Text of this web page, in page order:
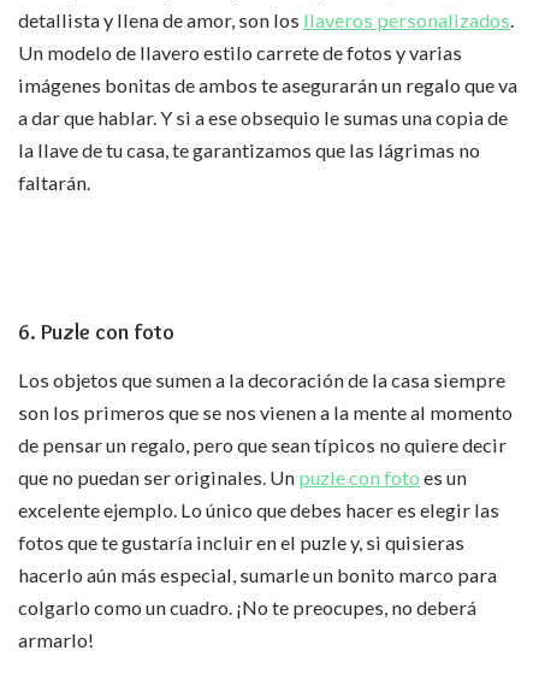
detallista y llena de amor, son los llaveros personalizados
Un modelo de llavero estilo carrete de fotos y varias
imágenes bonitas de ambos te asegurarán un regalo que va
a dar que hablar. Y si a ese obsequio le sumas una copia de
la llave de tu casa, te garantizamos que las lágrimas no
faltarán.
6. Puzle con foto
Los objetos que sumen a la decoración de la casa siempre
son los primeros que se nos vienen a la mente al momento
de pensar un regalo, pero que sean típicos no quiere decir
que no puedan ser originales. Un puzle con foto es un
excelente ejemplo. Lo único que debes hacer es elegir las
fotos que te gustaría incluir en el puzle y, si quisieras
hacerlo aún más especial, sumarle un bonito marco para
colgarlo como un cuadro. ¡No te preocupes, no deberá
armarlo!